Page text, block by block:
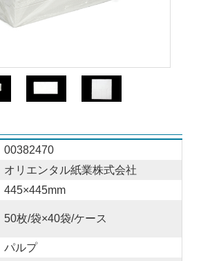
00382470
オリエンタル紙業株式会社
445×445mm
50枚/袋×40袋/ケース
パルプ